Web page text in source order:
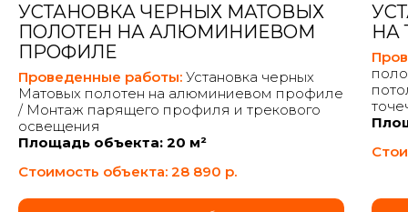
УСТАНОВКА ЧЕРНЫХ МАТОВЫХ
ПОЛОТЕН НА АЛЮМИНИЕВОМ
ПРОФИЛЕ
Проведенные работы: Установка черных
Матовых полотен на алюминиевом профиле
/ Монтаж парящего профиля и трекового
освещения
Площадь объекта: 20 м²
Стоимость объекта: 28 890 р.
НА